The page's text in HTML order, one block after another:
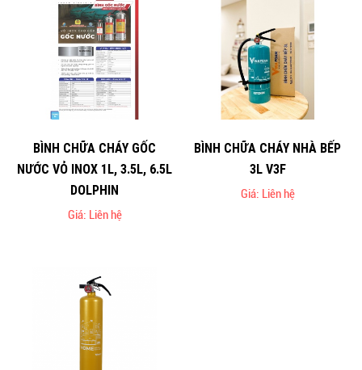
BÌNH CHỮA CHÁY GỐC
NƯỚC VỎ INOX 1L, 3.5L, 6.5L
DOLPHIN
Giá: Liên hệ
BÌNH CHỮA CHÁY NHÀ BẾP
3L V3F
Giá: Liên hệ